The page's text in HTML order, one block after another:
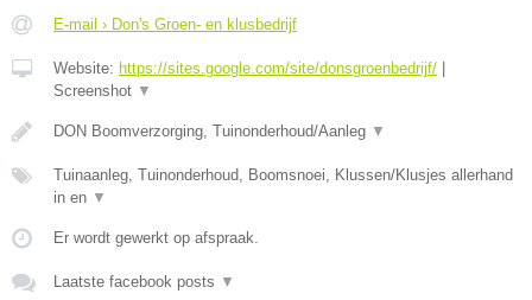
E-mail › Don's Groen- en klusbedrijf
Website: https://sites.google.com/site/donsgroenbedrijf/
Screenshot ▼
DON Boomverzorging, Tuinonderhoud/Aanleg ▼
Tuinaanleg, Tuinonderhoud, Boomsnoei, Klussen/Klusjes allerhand
in en ▼
Er wordt gewerkt op afspraak.
Laatste facebook posts ▼